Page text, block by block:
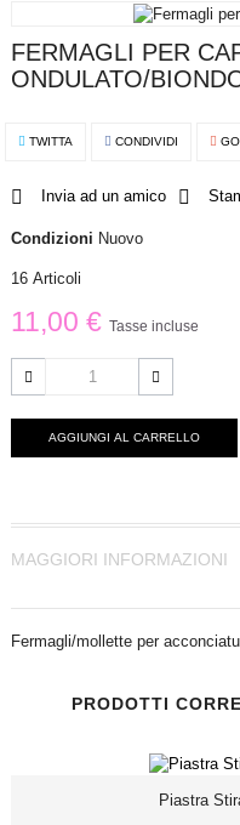
FERMAGLI PER
ONDULATO/
TWITTA CONDIVIDI
Invia ad un amico
Condizioni Nuovo
16 Articoli
11,00 € Tasse incluse
AGGIUNGI AL CARRELLO
MAGGIORI INFORMAZIONI
Fermagli/mollette per
PRODOTTI
Piastra